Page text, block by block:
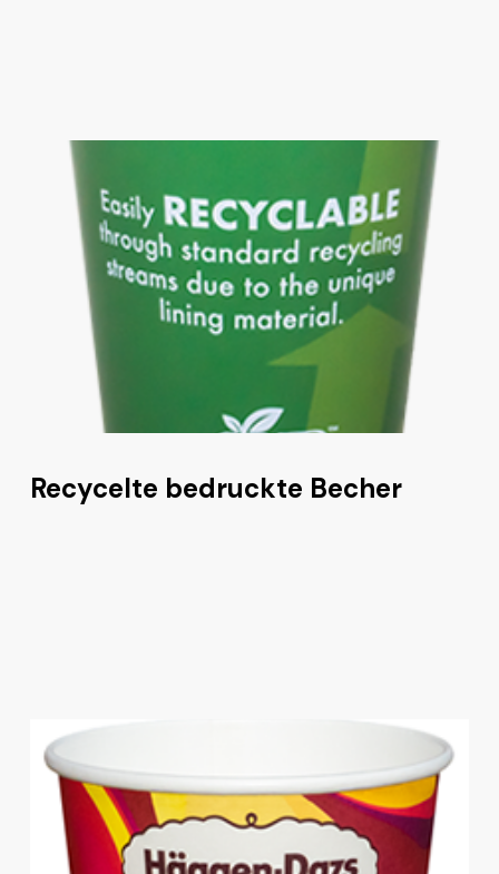
Recycelte bedruckte Becher